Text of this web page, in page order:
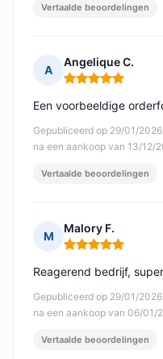
Vertaalde beoordelingen
A
Angelique C.
Opmerking: 5 van
Gepubliceerd op 29/01/
na een aankoop van 13/12/
Een voorbeeldige
Vertaalde beoordelingen
M
Malory F.
Opmerking: 5 van
Gepubliceerd op 29/01/
na een aankoop van 06/01/
Reagerend bedrijf,
Vertaalde beoordelingen